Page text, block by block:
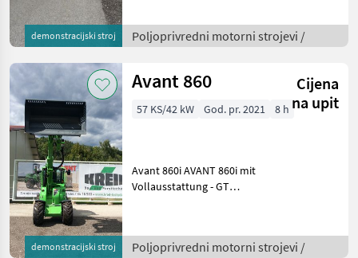
demonstracijski stroj
Funktionen, Abgasstufe
Stage V. 15 km/h
Poljoprivredni motorni strojevi /
demonstracijski stroj
Avant 860
Cijena
na upit
57 KS/42 kW God. pr. 2021 8 h
Avant 860i AVANT 860i mit
Vollausstattung - GT
gelagerte Vollkabine mit
Bluetooth Radio,
Poljoprivredni motorni strojevi /